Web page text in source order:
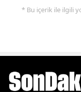
* Bu içerik ile ilgili